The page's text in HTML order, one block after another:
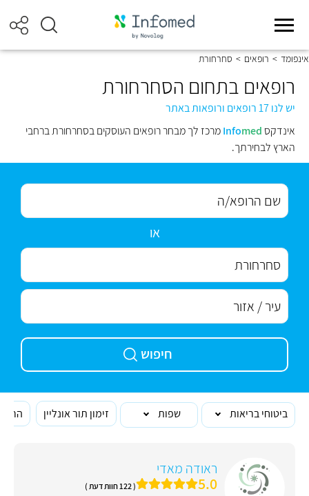
אינפומד > רופאים > סחרחורת
רופאים בתחום הסחרחורת
יש לנו 17 רופאים ורופאות באתר
אינדקס
Infomed
מרכז לך מבחר רופאים העוסקים בסחרחורת ברחבי
הארץ לבחירתך.
או
חיפוש
ביטוחי בריאות שפות זימון תור אונליין
ראודה מאדי
5.0 ( 122 חוות דעת )